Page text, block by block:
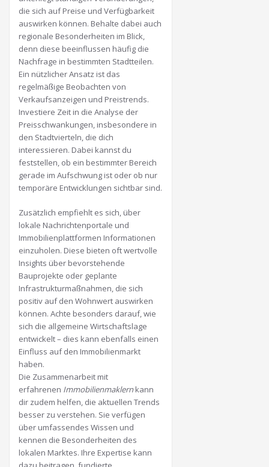
die sich auf Preise und Verfügbarkeit
auswirken können. Behalte dabei auch
regionale Besonderheiten im Blick,
denn diese beeinflussen häufig die
Nachfrage in bestimmten Stadtteilen.
Ein nützlicher Ansatz ist das
regelmäßige Beobachten von
Verkaufsanzeigen und Preistrends.
Investiere Zeit in die Analyse der
Preisschwankungen, insbesondere in
den Stadtvierteln, die dich
interessieren. Dabei kannst du
feststellen, ob ein bestimmter Bereich
gerade im Aufschwung ist oder ob nur
temporäre Entwicklungen sichtbar sind.
Zusätzlich empfiehlt es sich, über
lokale Nachrichtenportale und
Immobilienplattformen Informationen
einzuholen. Diese bieten oft wertvolle
Insights über bevorstehende
Bauprojekte oder geplante
Infrastrukturmaßnahmen, die sich
positiv auf den Wohnwert auswirken
können. Achte besonders darauf, wie
sich die allgemeine Wirtschaftslage
entwickelt – dies kann ebenfalls einen
Einfluss auf den Immobilienmarkt
haben.
Die Zusammenarbeit mit
erfahrenen Immobilienmaklernkann
dir zudem helfen, die aktuellen Trends
besser zu verstehen. Sie verfügen
über umfassendes Wissen und
kennen die Besonderheiten des
lokalen Marktes. Ihre Expertise kann